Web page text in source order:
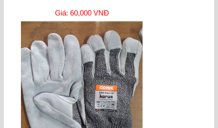
Giá: 60,000 VNĐ